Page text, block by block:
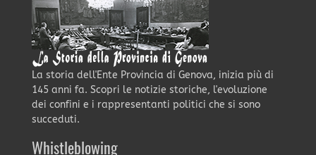
La storia dell'Ente Provincia di Genova, inizia più di
145 anni fa. Scopri le notizie storiche, l'evoluzione
dei confini e i rappresentanti politici che si sono
succeduti.
Whistleblowing